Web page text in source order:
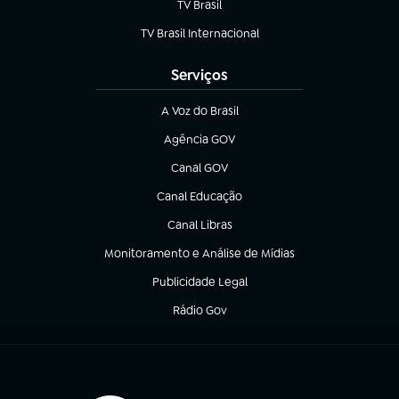
TV Brasil
(abre em nova aba)
TV Brasil Internacional
(abre em nova aba)
Serviços
A Voz do Brasil
(abre em nova aba)
Agência GOV
(abre em nova aba)
Canal GOV
(abre em nova aba)
Canal Educação
(abre em nova aba)
Canal Libras
(abre em nova aba)
Monitoramento e Análise de Mídias
(abre em nova aba)
Publicidade Legal
(abre em nova aba)
Rádio Gov
(abre em nova aba)